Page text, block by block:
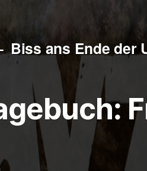
Biss ans Ende der